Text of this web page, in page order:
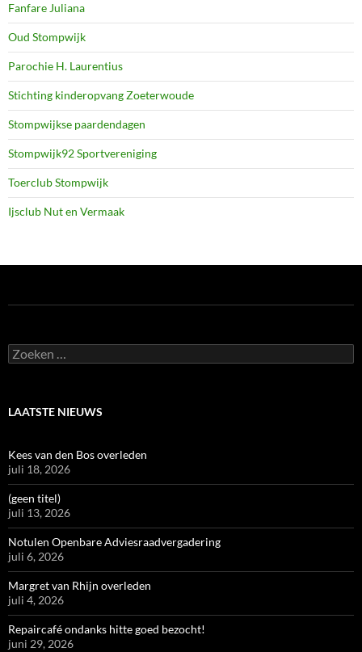
Fanfare Juliana
Oud Stompwijk
Parochie H. Laurentius
Stichting kinderopvang Zoeterwoude
Stompwijkse paardendagen
Stompwijk92 Sportvereniging
Toerclub Stompwijk
Ijsclub Nut en Vermaak
Zoeken
naar:
LAATSTE NIEUWS
Kees van den Bos overleden
juli 18, 2026
(geen titel)
juli 13, 2026
Notulen Openbare Adviesraadvergadering
juli 6, 2026
Margret van Rhijn overleden
juli 4, 2026
Repaircafé ondanks hitte goed bezocht!
juni 29, 2026